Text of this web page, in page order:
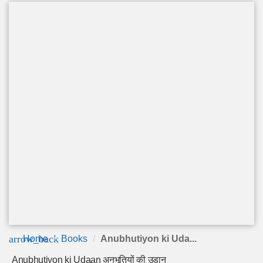
arrow_back
Home Books Anubhutiyon ki Uda...
Anubhutiyon ki Udaan अनुभूतियों की उड़ान